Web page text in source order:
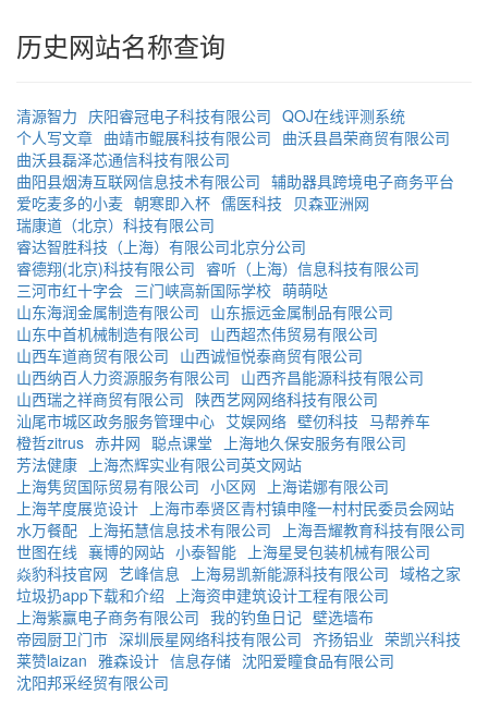
历史网站名称查询
清源智力 庆阳睿冠电子科技有限公司 QOJ在线评测系统
个人写文章 曲靖市鲲展科技有限公司 曲沃县昌荣商贸有限公司
曲沃县磊泽芯通信科技有限公司
曲阳县烟涛互联网信息技术有限公司 辅助器具跨境电子商务平台
爱吃麦多的小麦 朝寒即入杯 儒医科技
贝森亚洲网
瑞康道（北京）科技有限公司
睿达智胜科技（上海）有限公司北京分公司
睿德翔(北京)科技有限公司 睿听（上海）信息科技有限公司
三河市红十字会 三门峡高新国际学校 萌萌哒
山东海润金属制造有限公司 山东振远金属制品有限公司
山东中首机械制造有限公司 山西超杰伟贸易有限公司
山西车道商贸有限公司 山西诚恒悦泰商贸有限公司
山西纳百人力资源服务有限公司 山西齐昌能源科技有限公司
山西瑞之祥商贸有限公司 陕西艺网网络科技有限公司
汕尾市城区政务服务管理中心 艾娱网络 壁仞科技 马帮养车
橙哲zitrus 赤井网 聪点课堂
上海地久保安服务有限公司
芳法健康
上海杰辉实业有限公司英文网站
上海隽贸国际贸易有限公司 小区网
上海诺娜有限公司
上海芊度展览设计
上海市奉贤区青村镇申隆一村村民委员会网站
水万餐配
上海拓慧信息技术有限公司
上海吾耀教育科技有限公司
世图在线 襄博的网站 小泰智能
上海星旻包装机械有限公司
焱豹科技官网 艺峰信息 上海易凯新能源科技有限公司 域格之家
垃圾扔app下载和介绍
上海资申建筑设计工程有限公司
上海紫赢电子商务有限公司 我的钓鱼日记 壁选墙布
帝园厨卫门市 深圳辰星网络科技有限公司 齐扬铝业 荣凯兴科技
莱赞laizan 雅森设计 信息存储 沈阳爱瞳食品有限公司
沈阳邦采经贸有限公司